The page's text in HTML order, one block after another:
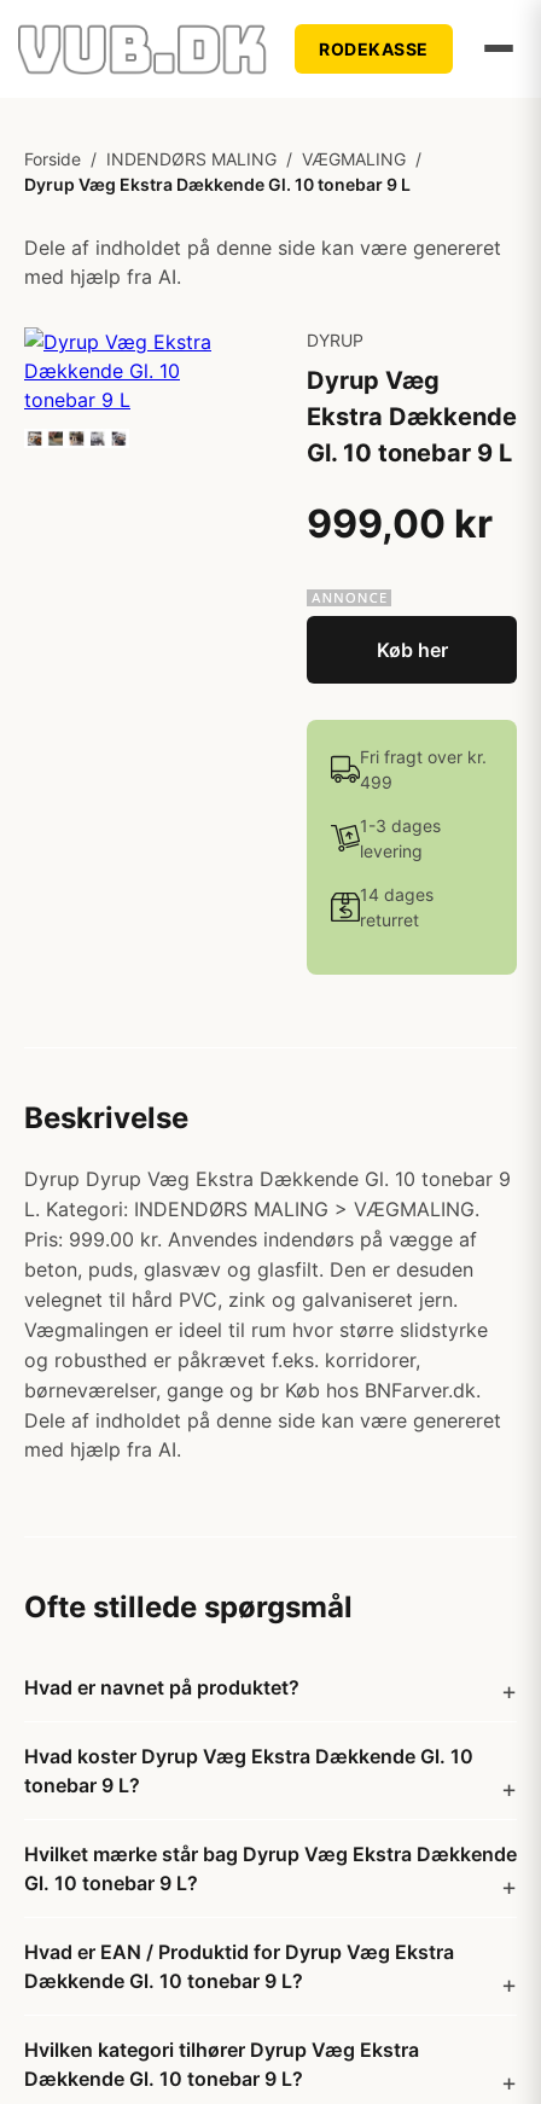
RODEKASSE
Forside / INDENDØRS MALING / VÆGMALING /
Dyrup Væg Ekstra Dækkende Gl. 10 tonebar 9 L
Dele af indholdet på denne side kan være genereret
med hjælp fra AI.
DYRUP
Dyrup Væg
Ekstra Dækkende
Gl. 10 tonebar 9 L
999,00 kr
Køb her
Fri fragt over kr.
499
1-3 dages
levering
14 dages
returret
Beskrivelse
Dyrup Dyrup Væg Ekstra Dækkende Gl. 10 tonebar 9
L. Kategori: INDENDØRS MALING > VÆGMALING.
Pris: 999.00 kr. Anvendes indendørs på vægge af
beton, puds, glasvæv og glasfilt. Den er desuden
velegnet til hård PVC, zink og galvaniseret jern.
Vægmalingen er ideel til rum hvor større slidstyrke
og robusthed er påkrævet f.eks. korridorer,
børneværelser, gange og br Køb hos BNFarver.dk.
Dele af indholdet på denne side kan være genereret
med hjælp fra AI.
Ofte stillede spørgsmål
Hvad er navnet på produktet?
Hvad koster Dyrup Væg Ekstra Dækkende Gl. 10
tonebar 9 L?
Hvilket mærke står bag Dyrup Væg Ekstra Dækkende
Gl. 10 tonebar 9 L?
Hvad er EAN / Produktid for Dyrup Væg Ekstra
Dækkende Gl. 10 tonebar 9 L?
Hvilken kategori tilhører Dyrup Væg Ekstra
Dækkende Gl. 10 tonebar 9 L?